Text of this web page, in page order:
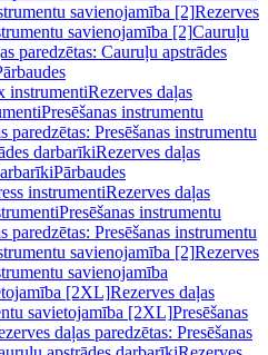
savienojamība [2]Rezerves
savienojamība [2]Cauruļu
paredzētas: Cauruļu apstrādes
instrumentiRezerves daļas
Presēšanas instrumentu
paredzētas: Presēšanas instrumentu
darbarīkiRezerves daļas
Pārbaudes
instrumentiRezerves daļas
Presēšanas instrumentu
paredzētas: Presēšanas instrumentu
savienojamība [2]Rezerves
savienojamība
[2XL]Rezerves daļas
savietojamība [2XL]Presēšanas
daļas paredzētas: Presēšanas